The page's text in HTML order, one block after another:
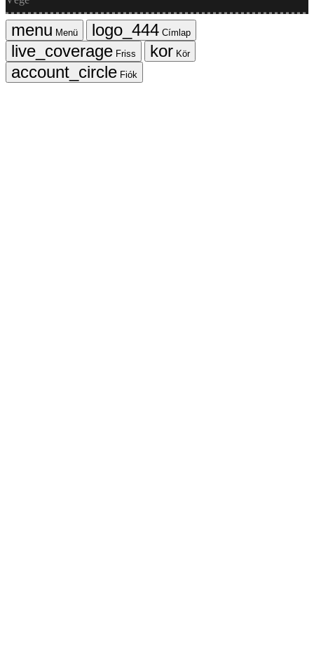
Menü
Címlap
Friss
Kör
Fiók